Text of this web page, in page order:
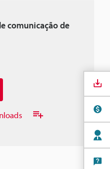
comunicação de